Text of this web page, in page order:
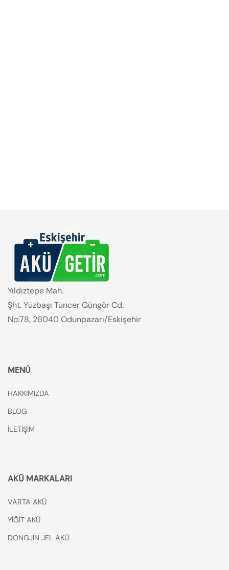
Yıldıztepe Mah.
Şht. Yüzbaşı Tuncer Güngör Cd.
No:78, 26040 Odunpazarı/Eskişehir
MENÜ
HAKKIMIZDA
BLOG
İLETİŞİM
AKÜ MARKALARI
VARTA AKÜ
YİĞİT AKÜ
DONGJIN JEL AKÜ